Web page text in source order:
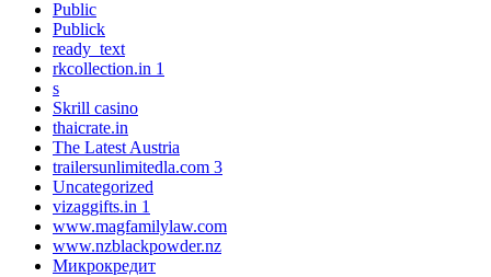
Public
Publick
ready_text
rkcollection.in 1
s
Skrill casino
thaicrate.in
The Latest Austria
trailersunlimitedla.com 3
Uncategorized
vizaggifts.in 1
www.magfamilylaw.com
www.nzblackpowder.nz
Микрокредит